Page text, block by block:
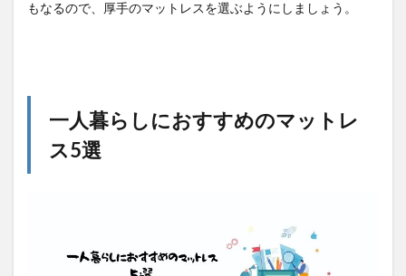
もなるので、厚手のマットレスを選ぶようにしましょう。
一人暮らしにおすすめのマットレ
ス5選